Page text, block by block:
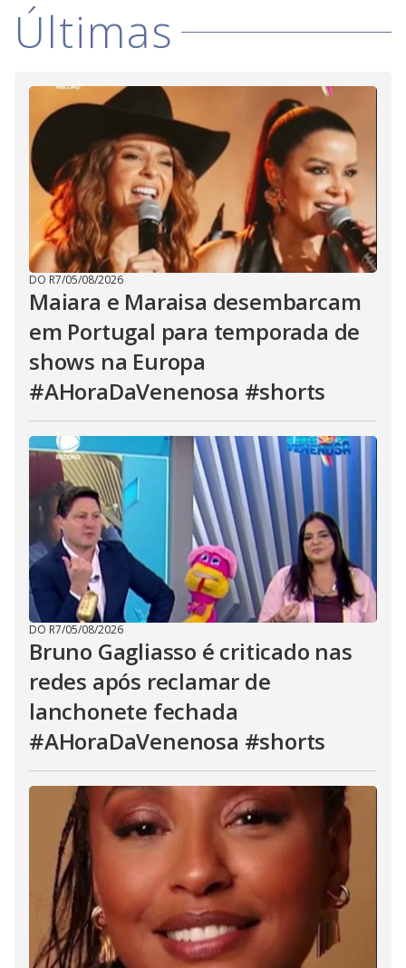
d
e
o
Últimas
DO R7/05/08/2026
Maiara e Maraisa desembarcam
em Portugal para temporada de
shows na Europa
#AHoraDaVenenosa #shorts
DO R7/05/08/2026
Bruno Gagliasso é criticado nas
redes após reclamar de
lanchonete fechada
#AHoraDaVenenosa #shorts